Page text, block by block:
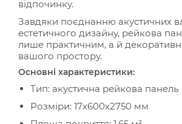
відпочинку.
Завдяки поєднанню акустичних
естетичного дизайну, рейкова
лише практичним, а й
вашого простору.
Основні характеристики:
Тип: акустична рейкова панель
Розміри: 17х600х2750 мм